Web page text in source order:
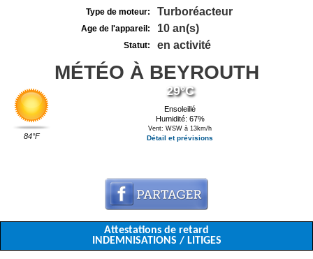
Type de moteur: Turboréacteur
Age de l'appareil: 10 an(s)
Statut: en activité
MÉTÉO À BEYROUTH
84°F
29°C
Ensoleillé
Humidité: 67%
Vent: WSW à 13km/h
Détail et prévisions
Attestations de retard
INDEMNISATIONS / LITIGES